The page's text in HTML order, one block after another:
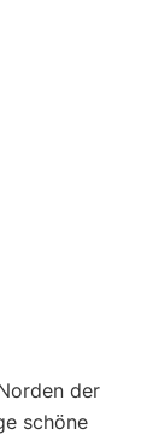
der
schöne